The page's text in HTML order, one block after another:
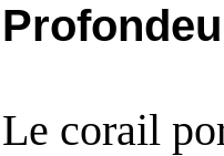
Le corail